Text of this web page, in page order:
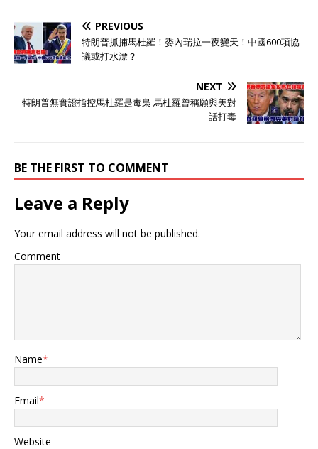
PREVIOUS
特朗普抓捕馬杜羅！委內瑞拉一夜變天！中國600項協
議或打水漂？
NEXT
特朗普無實證指控馬杜羅是毒梟 馬杜羅曾稱願與美對
話打毒
BE THE FIRST TO COMMENT
Leave a Reply
Your email address will not be published.
Comment
Name*
Email*
Website